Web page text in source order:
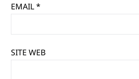
EMAIL*
SITE WEB